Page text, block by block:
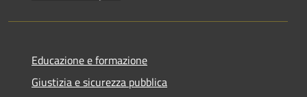
Educazione e formazione
Giustizia e sicurezza pubblica